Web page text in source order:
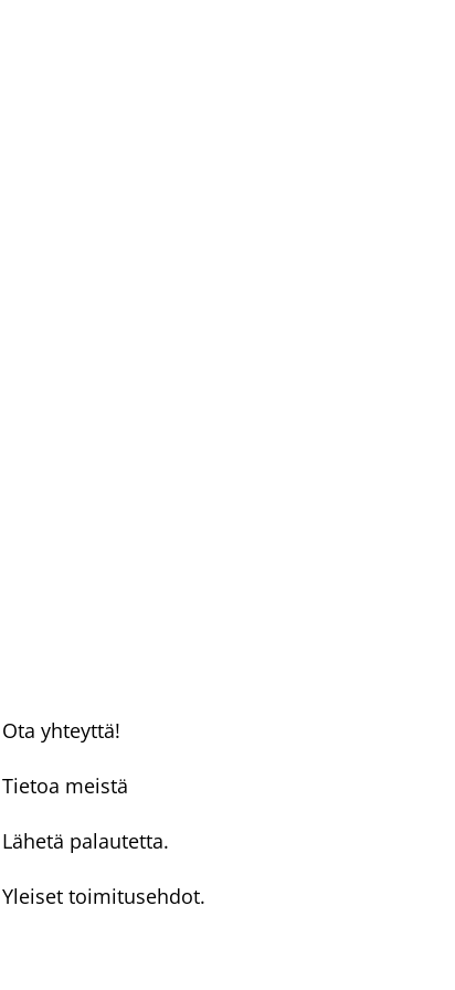
Ota yhteyttä!
Tietoa meistä
Lähetä palautetta.
Yleiset toimitusehdot.